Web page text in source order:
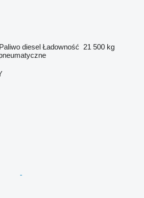
Paliwo diesel Ładowność 21 500 kg